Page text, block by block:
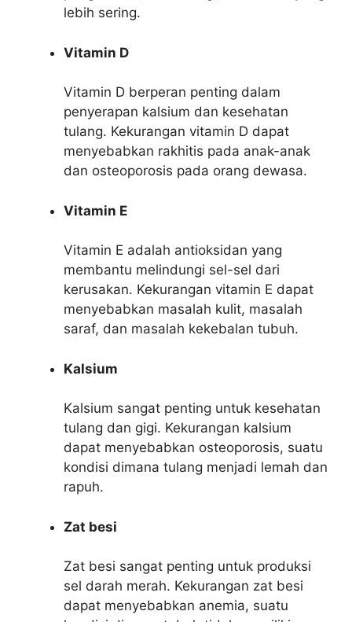
lebih sering.
Vitamin D
Vitamin D berperan penting dalam
penyerapan kalsium dan kesehatan
tulang. Kekurangan vitamin D dapat
menyebabkan rakhitis pada anak-anak
dan osteoporosis pada orang dewasa.
Vitamin E
Vitamin E adalah antioksidan yang
membantu melindungi sel-sel dari
kerusakan. Kekurangan vitamin E dapat
menyebabkan masalah kulit, masalah
saraf, dan masalah kekebalan tubuh.
Kalsium
Kalsium sangat penting untuk kesehatan
tulang dan gigi. Kekurangan kalsium
dapat menyebabkan osteoporosis, suatu
kondisi dimana tulang menjadi lemah dan
rapuh.
Zat besi
Zat besi sangat penting untuk produksi
sel darah merah. Kekurangan zat besi
dapat menyebabkan anemia, suatu